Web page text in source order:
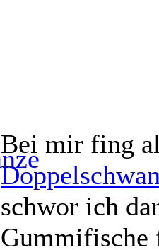
Bei mir fing
schwor ich
Gummifische